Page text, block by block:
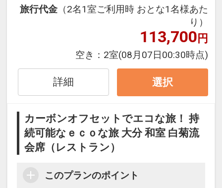
●記念日のお客様にフォトサービス（１
※ご予約時に「お問合せ・ご要望メモ」
欄、またはご予約後「マイページ」に、
記念日の内容（誕生日・結婚記念日等）
※旅行代金に含まれます。
お宿のおもてなし
●チェックイン後、１７：３０（最終入
場１７：００）まで展望レストランに
旅行代金 （2名1室ご利用時 おとな1名様あた
り）
113,700円
空き： 2室(08月07日00:30時点)
詳細 選択
カーボンオフセットでエコな旅！ 持
続可能なｅｃｏな旅 大分 和室 白菊流
会席（レストラン）
このプランのポイント